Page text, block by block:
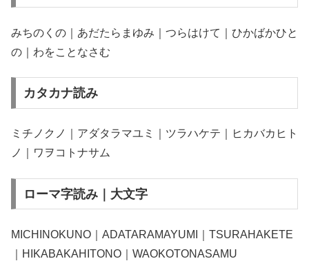
みちのくの｜あだたらまゆみ｜つらはけて｜ひかばかひと
の｜わをことなさむ
カタカナ読み
ミチノクノ｜アダタラマユミ｜ツラハケテ｜ヒカバカヒト
ノ｜ワヲコトナサム
ローマ字読み｜大文字
MICHINOKUNO｜ADATARAMAYUMI｜TSURAHAKETE
｜HIKABAKAHITONO｜WAOKOTONASAMU